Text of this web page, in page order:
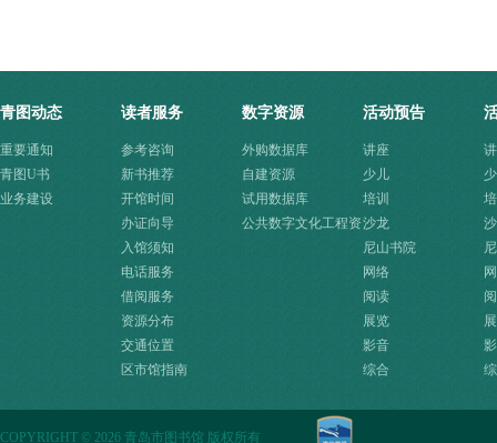
青图动态
重要通知
青图U书
业务建设
读者服务
参考咨询
新书推荐
开馆时间
办证向导
入馆须知
电话服务
借阅服务
资源分布
交通位置
区市馆指南
数字资源
外购数据库
自建资源
试用数据库
公共数字文化工程资
活动预告
讲座
少儿
培训
沙龙
尼山书院
网络
阅读
展览
影音
综合
COPYRIGHT © 2026 青岛市图书馆 版权所有